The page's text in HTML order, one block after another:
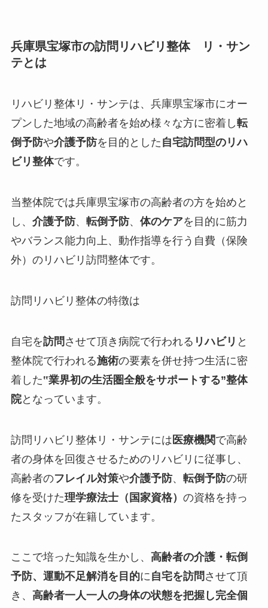
兵庫県宝塚市の訪問リハビリ整体 リ・サン
テとは
リハビリ整体リ・サンテは、兵庫県宝塚市にオー
プンした地域の高齢者を始め様々な方に密着し転
倒予防や介護予防を目的とした 自宅訪問型のリハ
ビリ整体です。
当整体院では兵庫県宝塚市の高齢者の方を始めと
し、 介護予防、 転倒予防、 体のケアを目的に筋力
やバランス能力向上、動作指導を行う 自費（保険
外） のリハビリ訪問整体です。
訪問リハビリ整体の特徴は
自宅を訪問 させて頂き病院で行われる リハビリ と
整体院で行われる施術の要素を併せ持つ生活に密
着した‟業界初の生活圏全般をサポートする”整体
院となっています。
訪問リハビリ整体リ・サンテには 医療機関で高齢
者の身体を回復させるためのリハビリに従事し、
高齢者のフレイル対策や介護予防、 転倒予防の研
修を受けた理学療法士（国家資格） の資格を持っ
たスタッフが在籍しています。
ここで培った知識を生かし、 高齢者の介護・転倒
予防、運動不足解消を目的に自宅を訪問 させて頂
き、 高齢者一人一人の身体の状態を把握し完全個